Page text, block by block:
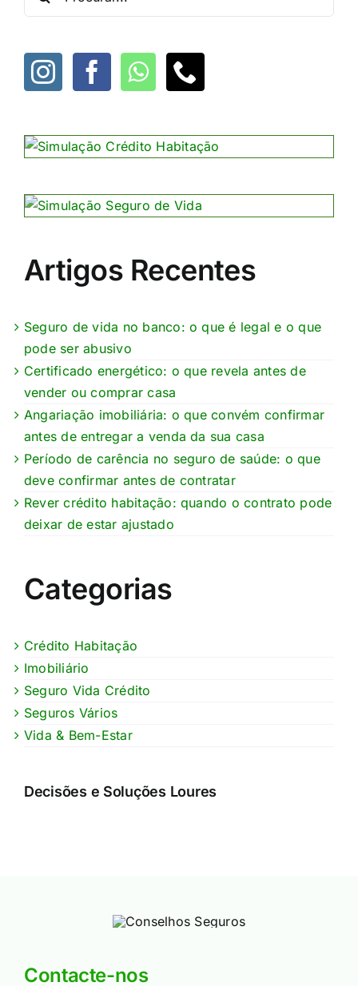
por:
Artigos Recentes
Seguro de vida no banco: o que é legal e o que
pode ser abusivo
Certificado energético: o que revela antes de
vender ou comprar casa
Angariação imobiliária: o que convém confirmar
antes de entregar a venda da sua casa
Período de carência no seguro de saúde: o que
deve confirmar antes de contratar
Rever crédito habitação: quando o contrato pode
deixar de estar ajustado
Categorias
Crédito Habitação
Imobiliário
Seguro Vida Crédito
Seguros Vários
Vida & Bem-Estar
Decisões e Soluções Loures
Contacte-nos